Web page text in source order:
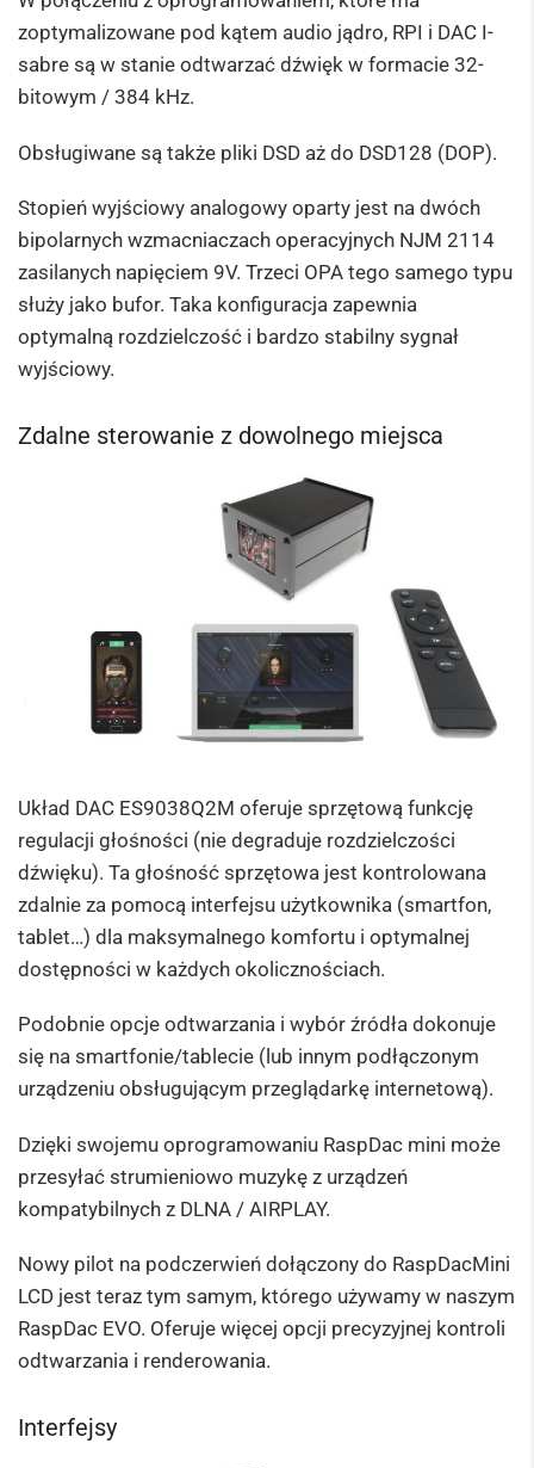
zoptymalizowane pod kątem audio jądro, RPI i DAC I-
sabre są w stanie odtwarzać dźwięk w formacie 32-
bitowym / 384 kHz.
Obsługiwane są także pliki DSD aż do DSD128 (DOP).
Stopień wyjściowy analogowy oparty jest na dwóch
bipolarnych wzmacniaczach operacyjnych NJM 2114
zasilanych napięciem 9V. Trzeci OPA tego samego typu
służy jako bufor. Taka konfiguracja zapewnia
optymalną rozdzielczość i bardzo stabilny sygnał
wyjściowy.
Zdalne sterowanie z dowolnego miejsca
Układ DAC ES9038Q2M oferuje sprzętową funkcję
regulacji głośności (nie degraduje rozdzielczości
dźwięku). Ta głośność sprzętowa jest kontrolowana
zdalnie za pomocą interfejsu użytkownika (smartfon,
tablet…) dla maksymalnego komfortu i optymalnej
dostępności w każdych okolicznościach.
Podobnie opcje odtwarzania i wybór źródła dokonuje
się na smartfonie/tablecie (lub innym podłączonym
urządzeniu obsługującym przeglądarkę internetową).
Dzięki swojemu oprogramowaniu RaspDac mini może
przesyłać strumieniowo muzykę z urządzeń
kompatybilnych z DLNA / AIRPLAY.
Nowy pilot na podczerwień dołączony do RaspDacMini
LCD jest teraz tym samym, którego używamy w naszym
RaspDac EVO. Oferuje więcej opcji precyzyjnej kontroli
odtwarzania i renderowania.
Interfejsy